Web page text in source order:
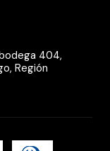
404,
Región